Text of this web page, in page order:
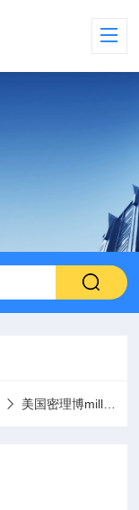
美国密理博millipore